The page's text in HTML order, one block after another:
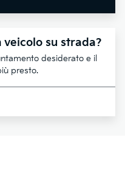
su strada?
desiderato e il
presto.